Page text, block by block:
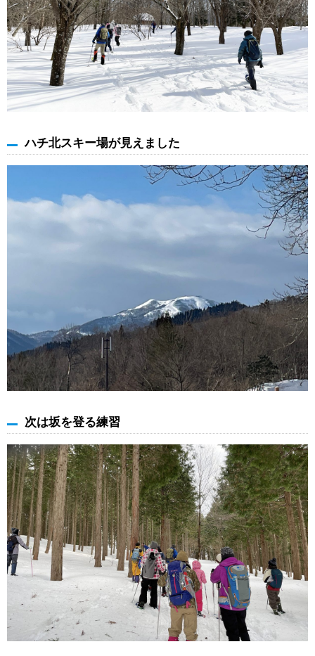
ハチ北スキー場が見えました
次は坂を登る練習